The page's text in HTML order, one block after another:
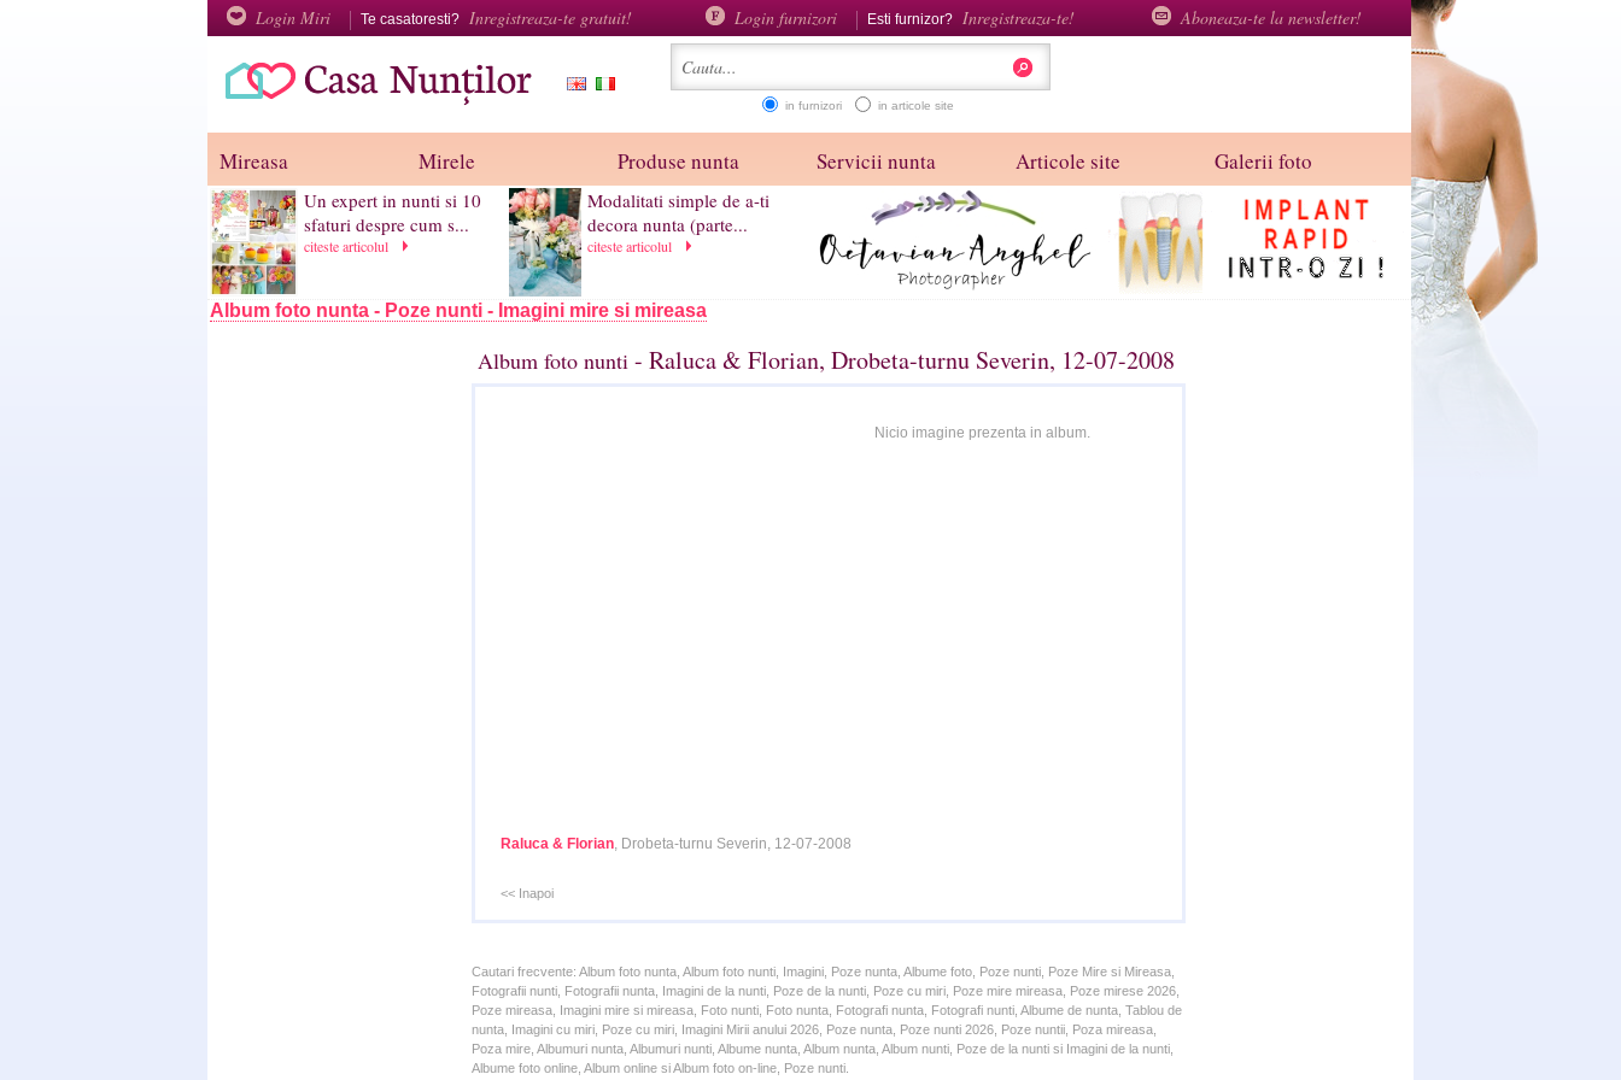
Login Miri Te casatoresti? Inregistreaza-te gratuit! Login furnizori Esti furnizor? Inregistreaza-te! Aboneaza-te la newsletter!
in furnizori in articole site
Mireasa Mirele Produse nunta Servicii nunta Articole site Galerii foto
Un expert in nunti si 10
sfaturi despre cum s...
citeste articolul
Modalitati simple de a-ti
decora nunta (parte...
citeste articolul
Album foto nunta - Poze nunti - Imagini mire si mireasa
Album foto nunti - Raluca & Florian, Drobeta-turnu Severin, 12-07-2008
Nicio imagine prezenta in album.
Raluca & Florian, Drobeta-turnu Severin, 12-07-2008
<< Inapoi
Cautari frecvente: Album foto nunta, Album foto nunti, Imagini, Poze nunta, Albume foto, Poze nunti, Poze Mire si Mireasa,
Fotografii nunti, Fotografii nunta, Imagini de la nunti, Poze de la nunti, Poze cu miri, Poze mire mireasa, Poze mirese 2026,
Poze mireasa, Imagini mire si mireasa, Foto nunti, Foto nunta, Fotografi nunta, Fotografi nunti, Albume de nunta, Tablou de
nunta, Imagini cu miri, Poze cu miri, Imagini Mirii anului 2026, Poze nunta, Poze nunti 2026, Poze nuntii, Poza mireasa,
Poza mire, Albumuri nunta, Albumuri nunti, Albume nunta, Album nunta, Album nunti, Poze de la nunti si Imagini de la nunti,
Albume foto online, Album online si Album foto on-line, Poze nunti.